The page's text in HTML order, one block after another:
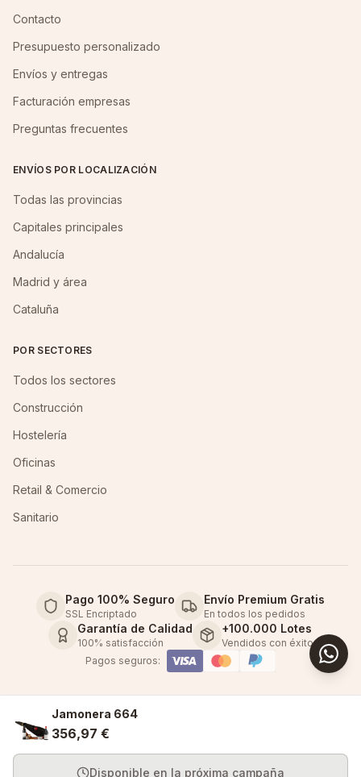
Jamonera 664
356,97 €
Disponible en la próxima campaña
Contacto
Presupuesto personalizado
Envíos y entregas
Facturación empresas
Preguntas frecuentes
ENVÍOS POR LOCALIZACIÓN
Todas las provincias
Capitales principales
Andalucía
Madrid y área
Cataluña
POR SECTORES
Todos los sectores
Construcción
Hostelería
Oficinas
Retail & Comercio
Sanitario
Pago 100% Seguro
SSL Encriptado
Envío Premium Gratis
En todos los pedidos
Garantía de Calidad
100% satisfacción
+100.000 Lotes
Vendidos con éxito
Pagos seguros:
©2026 Comprigur Lotes y Cestas de Navidad